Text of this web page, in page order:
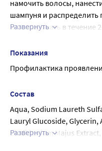
намочить волосы,
шампуня и распределить
и массировать в
немедленно промыть
применения. Для
применять вместе с
Развернуть
Показания
Профилактика
Состав
Aqua, Sodium Laureth
Lauryl Glucoside,
Chelidonium Majus
Развернуть